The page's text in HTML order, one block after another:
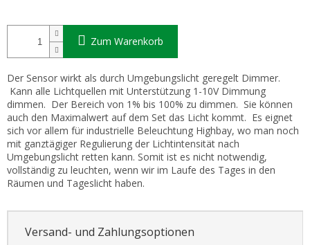
Zum Warenkorb
Der Sensor wirkt als durch Umgebungslicht geregelt Dimmer.
Kann alle Lichtquellen mit Unterstützung 1-10V Dimmung
dimmen. Der Bereich von 1% bis 100% zu dimmen. Sie können
auch den Maximalwert auf dem Set das Licht kommt. Es eignet
sich vor allem für industrielle Beleuchtung Highbay, wo man noch
mit ganztägiger Regulierung der Lichtintensität nach
Umgebungslicht retten kann. Somit ist es nicht notwendig,
vollständig zu leuchten, wenn wir im Laufe des Tages in den
Räumen und Tageslicht haben.
Versand- und Zahlungsoptionen